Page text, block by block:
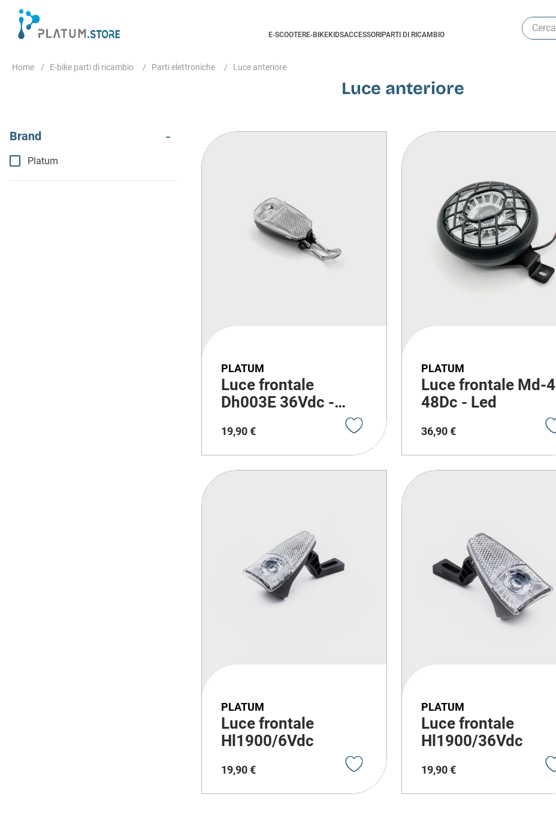
E-SCOOTERE-BIKEKIDSACCESSORI PARTI DI RICAMBIO
Cerca
E-bike parti di ricambio Parti elettroniche Luce anteriore
Luce anteriore
Platum
PLATUM
Luce frontale
Dh003E 36Vdc -
19,90 €
PLATUM
Luce frontale Md-4
48Dc - Led
36,90 €
PLATUM
Luce frontale
Hl1900/6Vdc
19,90 €
PLATUM
Luce frontale
Hl1900/36Vdc
19,90 €